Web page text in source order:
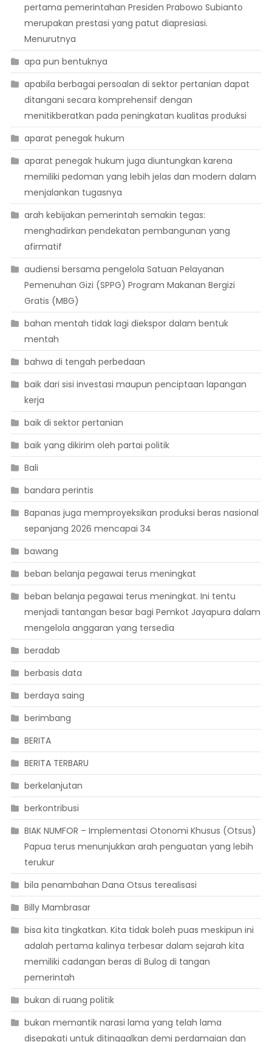
pertama pemerintahan Presiden Prabowo Subianto
merupakan prestasi yang patut diapresiasi.
Menurutnya
apa pun bentuknya
apabila berbagai persoalan di sektor pertanian dapat
ditangani secara komprehensif dengan
menitikberatkan pada peningkatan kualitas produksi
aparat penegak hukum
aparat penegak hukum juga diuntungkan karena
memiliki pedoman yang lebih jelas dan modern dalam
menjalankan tugasnya
arah kebijakan pemerintah semakin tegas:
menghadirkan pendekatan pembangunan yang
afirmatif
audiensi bersama pengelola Satuan Pelayanan
Pemenuhan Gizi (SPPG) Program Makanan Bergizi
Gratis (MBG)
bahan mentah tidak lagi diekspor dalam bentuk
mentah
bahwa di tengah perbedaan
baik dari sisi investasi maupun penciptaan lapangan
kerja
baik di sektor pertanian
baik yang dikirim oleh partai politik
Bali
bandara perintis
Bapanas juga memproyeksikan produksi beras nasional
sepanjang 2026 mencapai 34
bawang
beban belanja pegawai terus meningkat
beban belanja pegawai terus meningkat. Ini tentu
menjadi tantangan besar bagi Pemkot Jayapura dalam
mengelola anggaran yang tersedia
beradab
berbasis data
berdaya saing
berimbang
BERITA
BERITA TERBARU
berkelanjutan
berkontribusi
BIAK NUMFOR – Implementasi Otonomi Khusus (Otsus)
Papua terus menunjukkan arah penguatan yang lebih
terukur
bila penambahan Dana Otsus terealisasi
Billy Mambrasar
bisa kita tingkatkan. Kita tidak boleh puas meskipun ini
adalah pertama kalinya terbesar dalam sejarah kita
memiliki cadangan beras di Bulog di tangan
pemerintah
bukan di ruang politik
bukan memantik narasi lama yang telah lama
disepakati untuk ditinggalkan demi perdamaian dan